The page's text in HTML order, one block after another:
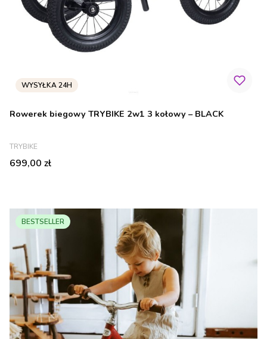
Rowerek biegowy TRYBIKE 2w1 3 kołowy – BLACK
PRODUCENT
TRYBIKE
Cena
699,00 zł
BESTSELLER